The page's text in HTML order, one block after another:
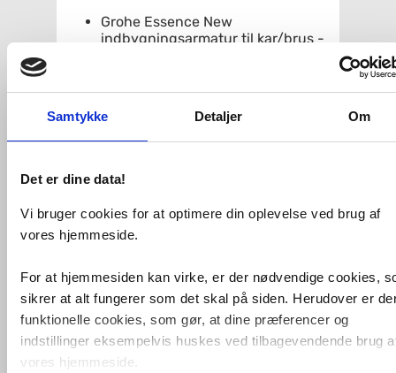
Samtykke Detaljer Om
Det er dine data!
Vi bruger cookies for at optimere din oplevelse ved brug af
vores hjemmeside.
For at hjemmesiden kan virke, er der nødvendige cookies,
sikrer at alt fungerer som det skal på siden. Herudover er
funktionelle cookies, som gør, at dine præferencer og
indstillinger eksempelvis huskes ved tilbagevendende brug
vores hjemmeside.
Grohe Essence New
indbygningsarmatur til kar/brus -
Grohe SmartActive m/3 spray &
Bruseslange 1250 mm
Relexa bruseholder kombineret
Rapio SmartBox universal
indbygningsboks -
VVSnr. 722329004, samt
lovpligtige lækagesikringer
fra Grohe i børstet hard graphite. Med
slanke og rene linjer er stilen tidløs og
kan matche enhver indretning. Her er
virkelig skåret ind til benet i det visuelle
udtryk og resultatet er et utroligt
stilfuldt udtryk.